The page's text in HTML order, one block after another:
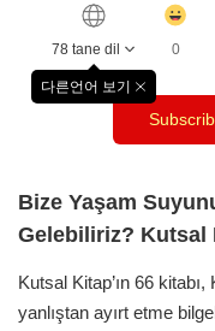
78 tane dil
다른언어 보기
창
닫
기
수
0
Bize Yaşam
Gelebiliriz? Kutsal
Kutsal Kitap’ın 66
yanlıştan ayırt etme